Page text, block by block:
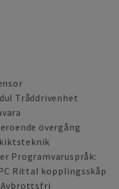
Tråddrivenhet
övergång
Programvaruspråk:
Rittal kopplingsskåp
Avbrottsfri